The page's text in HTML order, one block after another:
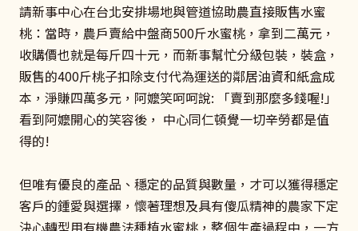
請新事中心在台北安排場地與管道協助農直接販售水蜜
桃：當時，農戶賣給中盤商500斤水蜜桃，拿到二萬元，
收購價也就是每斤四十元，而新事幫忙分級包裝，裝盒，
販售的400斤桃子扣除支付代為運送的鄰居油資和紙盒成
本，淨賺四萬多元，阿嬤笑呵呵說: 「賣到那麼多錢喔!」
看到阿嬤開心的笑容後， 中心同仁頓覺一切辛勞都是值
得的!
但唯有優良的產品、穩定的品質與數量，才可以獲得穩定
客戶的鍾愛與選擇，懷著理想及具有傻瓜精神的農家下定
決心轉型用有機農法種植水蜜桃，整個生產過程中，一方